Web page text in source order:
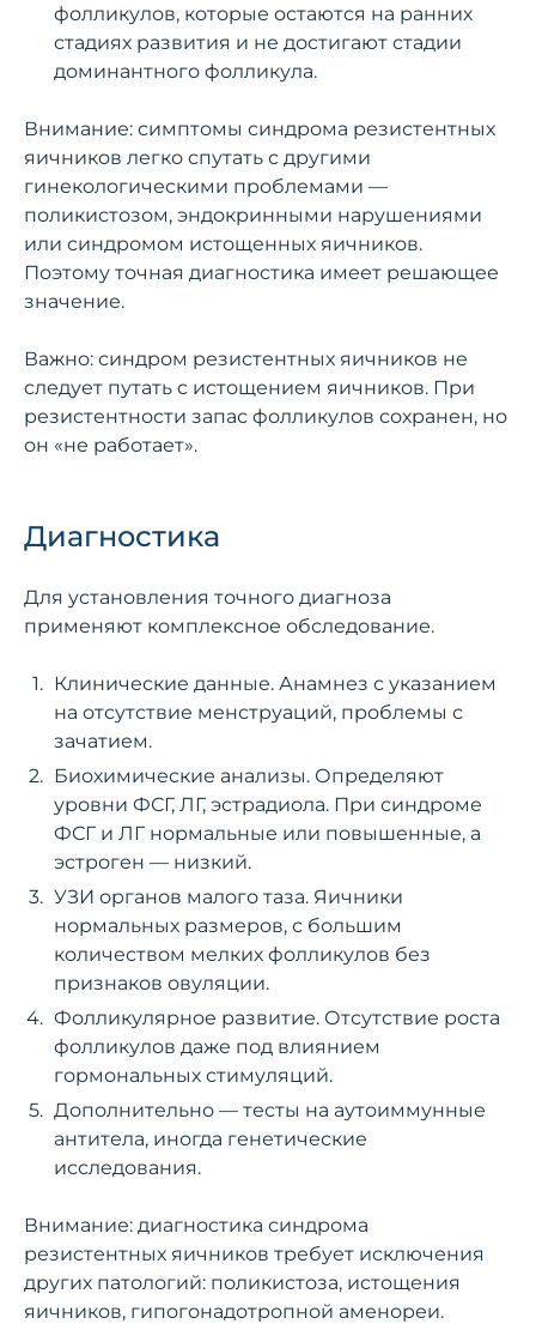
фолликулов, которые остаются на ранних
стадиях развития и не достигают стадии
доминантного фолликула.
Внимание: симптомы синдрома резистентных
яичников легко спутать с другими
гинекологическими проблемами —
поликистозом, эндокринными нарушениями
или синдромом истощенных яичников.
Поэтому точная диагностика имеет решающее
значение.
Важно: синдром резистентных яичников не
следует путать с истощением яичников. При
резистентности запас фолликулов сохранен, но
он «не работает».
Диагностика
Для установления точного диагноза
применяют комплексное обследование.
Клинические данные. Анамнез с указанием
на отсутствие менструаций, проблемы с
зачатием.
Биохимические анализы. Определяют
уровни ФСГ, ЛГ, эстрадиола. При синдроме
ФСГ и ЛГ нормальные или повышенные, а
эстроген — низкий.
УЗИ органов малого таза. Яичники
нормальных размеров, с большим
количеством мелких фолликулов без
признаков овуляции.
Фолликулярное развитие. Отсутствие роста
фолликулов даже под влиянием
гормональных стимуляций.
Дополнительно — тесты на аутоиммунные
антитела, иногда генетические
исследования.
Внимание: диагностика синдрома
резистентных яичников требует исключения
других патологий: поликистоза, истощения
яичников, гипогонадотропной аменореи.